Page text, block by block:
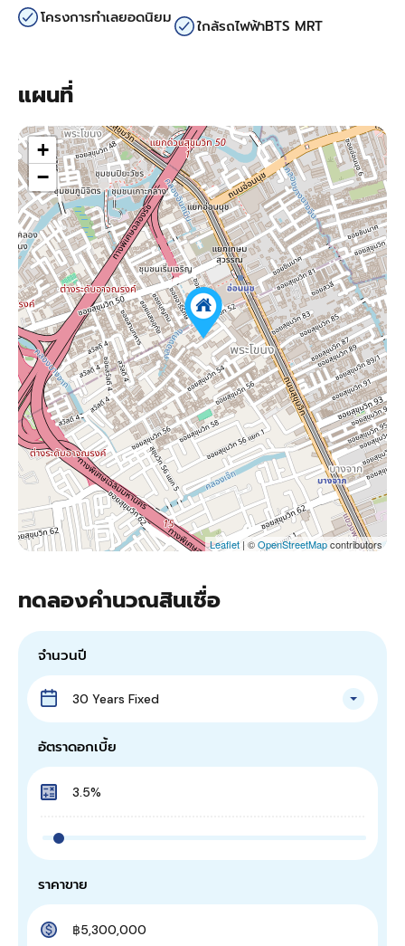
โครงการทำเลยอดนิยม ใกล้รถไฟฟ้าBTS MRT
แผนที่
+
−
Leaflet | ©OpenStreetMapcontributors
ทดลองคำนวณสินเชื่อ
จำนวนปี
30 Years Fixed
อัตราดอกเบี้ย
ราคาขาย